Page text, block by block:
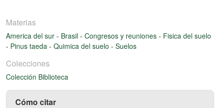
Materias
America del sur - Brasil - Congresos y reuniones - Fisica del suelo
- Pinus taeda - Quimica del suelo - Suelos
Colecciones
Colección Biblioteca
Cómo citar